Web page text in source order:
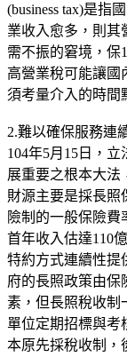
(business tax)是指
業收入愈多，則其
需不振的窘境，保
高營業稅可能讓國
須考量介入的時間
2.難以確保服務連
104年5月15日，
展重要之根本大法
財源主要是採長照
險制的一般保險費
首年收入估達110
特約方式連續性提
府的長照政策由保
素，但長照稅收制
單位定期招標與考
本原先採稅收制，